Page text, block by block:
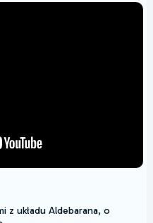
z układu Aldebarana, o